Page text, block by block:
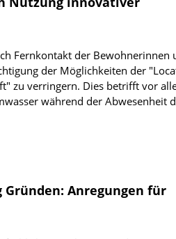
Fernkontakt der Bewohnerinnen
der Möglichkeiten der
zu verringern. Dies betrifft vor
während der Abwesenheit
Anregungen für